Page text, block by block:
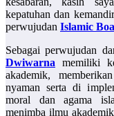
kepatuhan dan
perwujudan Islamic
Sebagai perwujudan
Dwiwarna memiliki
akademik,
nyaman serta di
moral dan agama
menimba ilmu